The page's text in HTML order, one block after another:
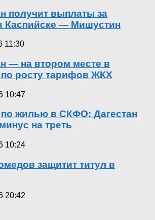
получит выплаты за
Каспийске — Мишустин
11:30
— на втором месте в
росту тарифов ЖКХ
10:47
жилью в СКФО: Дагестан
на треть
10:24
защитит титул в
20:42